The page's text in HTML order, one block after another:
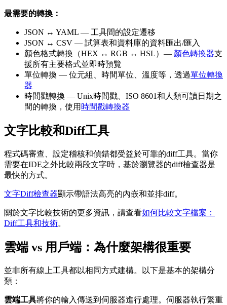
最需要的轉換：
JSON ↔ YAML — 工具間的設定遷移
JSON ↔ CSV — 試算表和資料庫的資料匯出/匯入
顏色格式轉換（HEX ↔ RGB ↔ HSL）— 顏色轉換器支
援所有主要格式並即時預覽
單位轉換 — 位元組、時間單位、溫度等，透過單位轉換
器
時間戳轉換 — Unix時間戳、ISO 8601和人類可讀日期之
間的轉換，使用 時間戳轉換器
文字比較和Diff工具
程式碼審查、設定稽核和偵錯都受益於可靠的diff工具。當你
需要在IDE之外比較兩段文字時，基於瀏覽器的diff檢查器是
最快的方式。
文字Diff檢查器顯示帶語法高亮的內嵌和並排diff。
關於文字比較技術的更多資訊，請查看如何比較文字檔案：
Diff工具和技術。
雲端 vs 用戶端：為什麼架構很重要
並非所有線上工具都以相同方式建構。以下是基本的架構分
類：
雲端工具將你的輸入傳送到伺服器進行處理。伺服器執行繁重